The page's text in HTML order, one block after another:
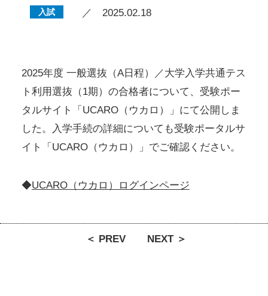
入試 ／ 2025.02.18
2025年度 一般選抜（A日程）／大学入学共通テス
ト利用選抜（1期）の合格者について、受験ポー
タルサイト「UCARO（ウカロ）」にて公開しま
した。入学手続の詳細についても受験ポータルサ
イト「UCARO（ウカロ）」でご確認ください。
◆UCARO（ウカロ）ログインページ
＜ PREV NEXT ＞